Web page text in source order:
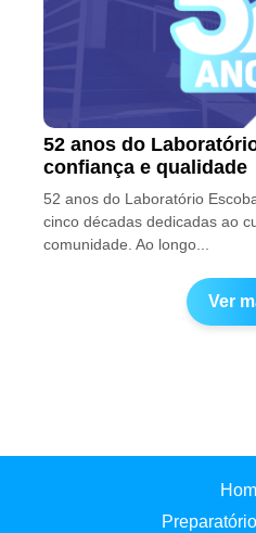
52 anos do
confiança e qualidade
52 anos do Laboratório
cinco décadas dedicadas ao
comunidade. Ao longo...
Ver